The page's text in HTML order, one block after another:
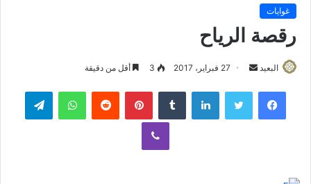
غوايات
رقصة الرياح
البعيد
س
ل
27 فبراير، 2017 3 أقل من دقيقة
لينكدإن بينتيريست واتساب
ڤايبر